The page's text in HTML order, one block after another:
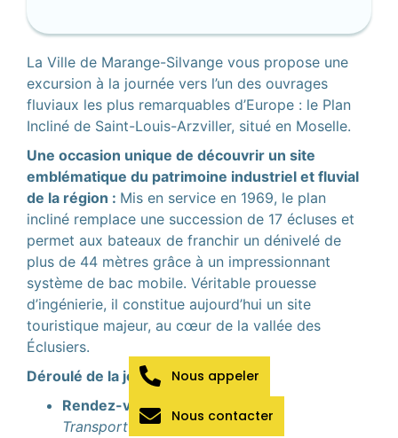
La Ville de Marange-Silvange vous propose une
excursion à la journée vers l’un des ouvrages
fluviaux les plus remarquables d’Europe : le Plan
Incliné de Saint-Louis-Arzviller, situé en Moselle.
Une occasion unique de découvrir un site
emblématique du patrimoine industriel et fluvial
de la région : Mis en service en 1969, le plan
incliné remplace une succession de 17 écluses et
permet aux bateaux de franchir un dénivelé de
plus de 44 mètres grâce à un impressionnant
système de bac mobile. Véritable prouesse
d’ingénierie, il constitue aujourd’hui un site
touristique majeur, au cœur de la vallée des
Éclusiers.
Déroulé de la journée :
Rendez-vous à 9h15 à la mairie
Transport en bus de tourisme
Nous appeler
Nous contacter